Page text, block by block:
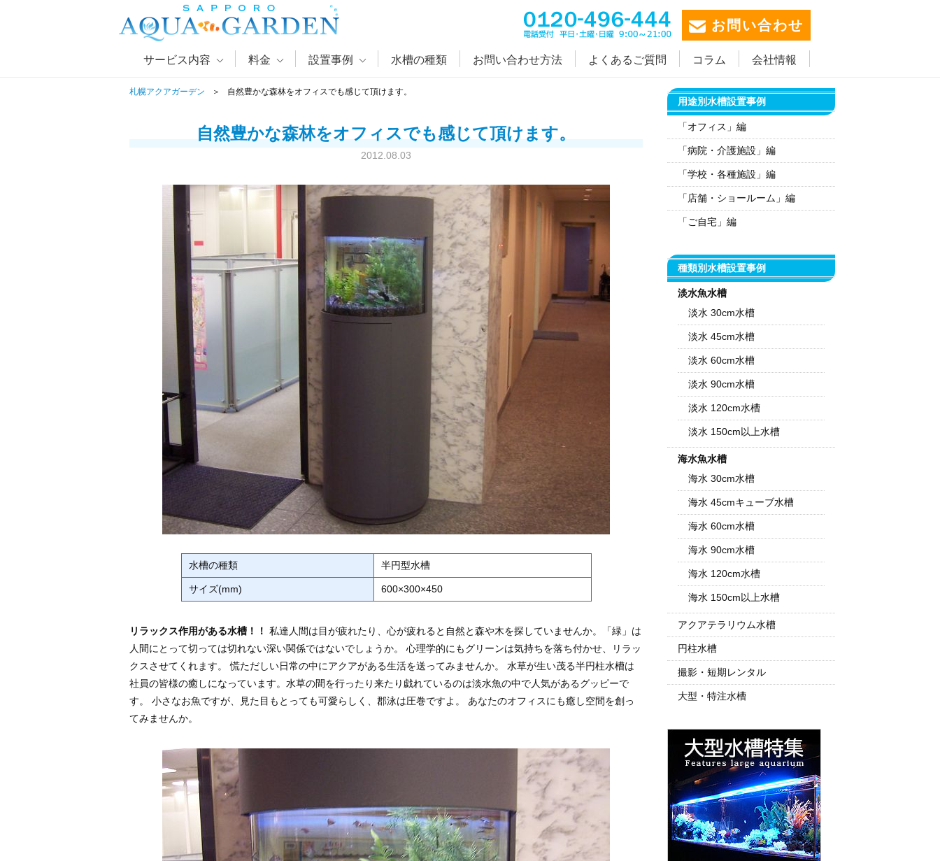
お問い合わせ
サービス内容 料金 設置事例 水槽の種類 お問い合わせ方法 よくあるご質問 コラム 会社情報
札幌アクアガーデン 自然豊かな森林をオフィスでも感じて頂けます。
自然豊かな森林をオフィスでも感じて頂けます。
2012.08.03
水槽の種類 半円型水槽
サイズ(mm) 600×300×450
リラックス作用がある水槽！！ 私達人間は目が疲れたり、心が疲れると自然と森や木を探していませんか。「緑」は
人間にとって切っては切れない深い関係ではないでしょうか。 心理学的にもグリーンは気持ちを落ち付かせ、リラッ
クスさせてくれます。 慌ただしい日常の中にアクアがある生活を送ってみませんか。 水草が生い茂る半円柱水槽は
社員の皆様の癒しになっています。水草の間を行ったり来たり戯れているのは淡水魚の中で人気があるグッピーで
す。 小さなお魚ですが、見た目もとっても可愛らしく、郡泳は圧巻ですよ。 あなたのオフィスにも癒し空間を創っ
てみませんか。
用途別水槽設置事例
「オフィス」編
「病院・介護施設」編
「学校・各種施設」編
「店舗・ショールーム」編
「ご自宅」編
種類別水槽設置事例
淡水魚水槽
淡水 30cm水槽
淡水 45cm水槽
淡水 60cm水槽
淡水 90cm水槽
淡水 120cm水槽
淡水 150cm以上水槽
海水魚水槽
海水 30cm水槽
海水 45cmキューブ水槽
海水 60cm水槽
海水 90cm水槽
海水 120cm水槽
海水 150cm以上水槽
アクアテラリウム水槽
円柱水槽
撮影・短期レンタル
大型・特注水槽